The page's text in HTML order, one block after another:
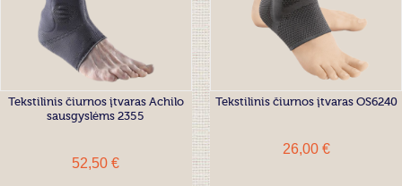
Tekstilinis čiurnos įtvaras Achilo
sausgyslėms 2355
52,50 €
Tekstilinis čiurnos įtvaras OS6240
26,00 €